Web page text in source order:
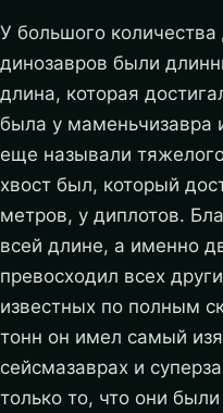
У большого количества
динозавров были
длина, которая
была у маменьчизавра
еще называли
хвост был, который
метров, у диплотов.
всей длине, а именно
превосходил всех
известных по полным
тонн он имел самый
сейсмазаврах и
только то, что они